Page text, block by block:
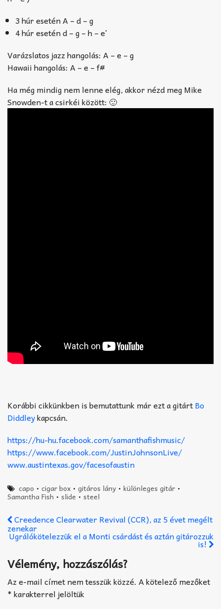
3 húr esetén A – d – g
4 húr esetén d – g – h – e’
Varázslatos jazz hangolás: A – e – g
Hawaii hangolás: A – e – f#
Ha még mindig nem lenne elég, akkor nézd meg Mike
Snowden-t a csirkéi között: 🙂
Korábbi cikkünkben is bemutattunk már ezt a gitártBo
Diddleykapcsán.
https://hu-hu.facebook.com/samanthafishmusic/
https://www.facebook.com/JustinJohnsonLive/
www.austintexas.gov/facesofaustin
capo •cigar box •gitáros lány •különleges gitár •
Samantha Fish • slide • steel
Creedence Clearwater Revival (CCR), az 5 évet megélt
zenekar
Ugrálókötelezzük el a Monti csárdást és aztán gitározzuk
is!
Vélemény, hozzászólás?
Az e-mail címet nem tesszük közzé. A kötelező mezőket
*karakterrel jelöltük